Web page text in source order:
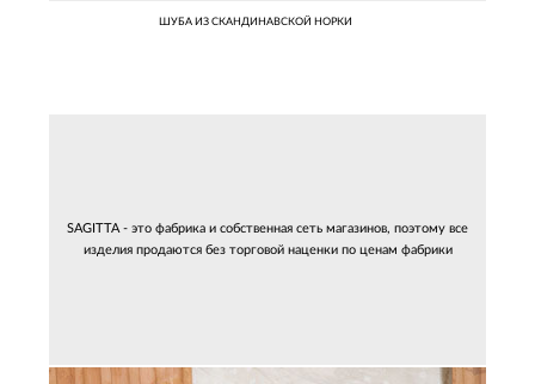
ШУБА ИЗ СКАНДИНАВСКОЙ НОРКИ
SAGITTA - это фабрика и собственная сеть магазинов, поэтому все
изделия продаются без торговой наценки по ценам фабрики